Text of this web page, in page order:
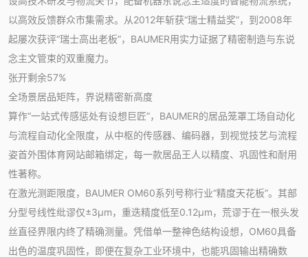
以高效反馈群众市集需求。从2012年斩获“瑞士精益奖”，到2008年
起屡次获评“瑞士高出老板”，BAUMER用实力证据了精密制造与东说
念主文管束的双重魔力。
张开剩余57%
全场景居品矩阵，界说精密新高度
算作“一站式传感惩处有设想巨匠”，BAUMER的居品笼罩工场自动化
与流程自动化全限度，从中枢的传感器、编码器，到视觉技艺与流程
姿首外围体育网站邮箱绑定，每一款居品王人以精度、巩固性和耐用
性著称。
在激光测距限度，BAUMER OM60系列号称行业“精度天花板”。其部
分型号线性纰谬仅±3μm，重迭精度低至0.12μm，荒谬于在一根头发
丝直径界限内终了精确测量。凭借单一整神色结构设想，OM60具备
出色的温度巩固性，即便在复杂工业环境中，也能巩固输出精确数